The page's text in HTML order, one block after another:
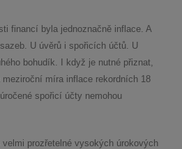
financí byla jednoznačně inflace. A
U úvěrů i spořicích účtů. U
bohudík. I když je nutné přiznat,
míra inflace rekordních 18
spořicí účty nemohou
prozřetelné vysokých úrokových